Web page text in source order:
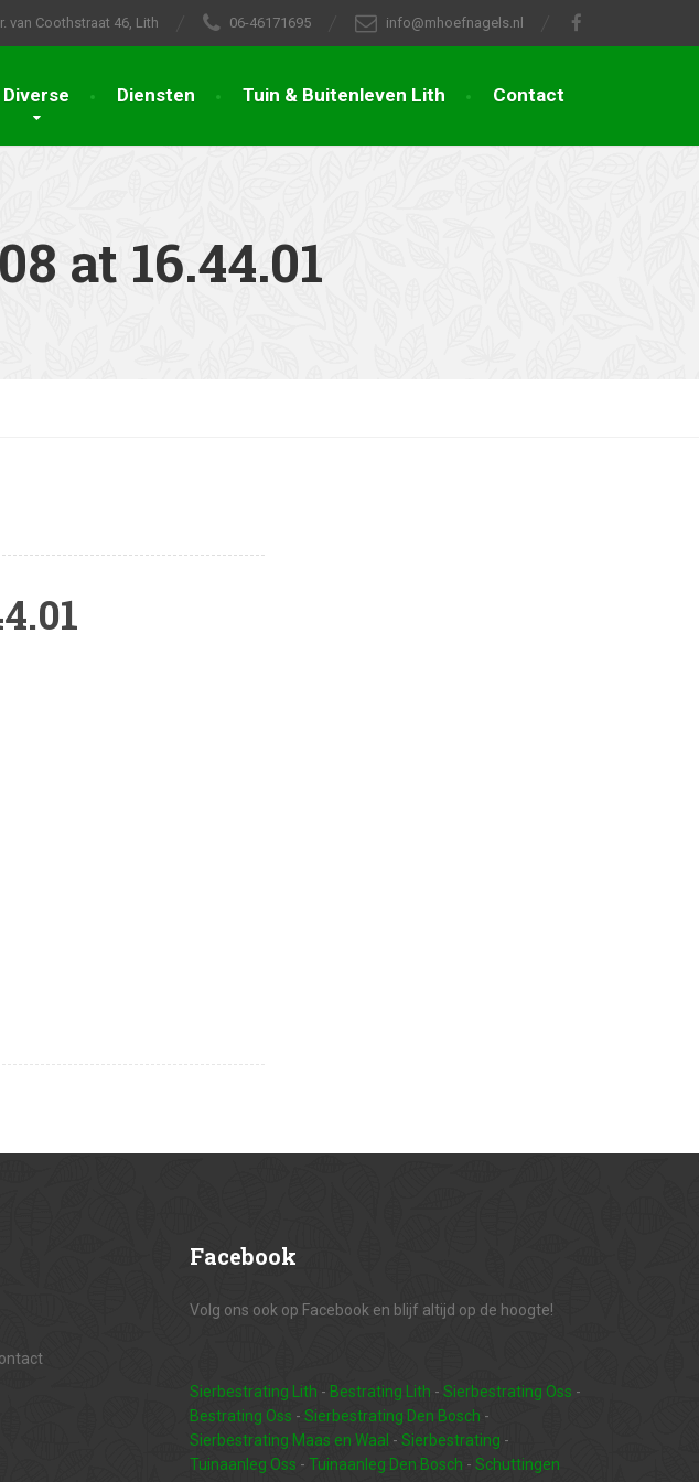
van Coothstraat 46, Lith 06-46171695 info@mhoefnagels.nl
Diverse Diensten Tuin & Buitenleven Lith Contact
at 16.44.01
Facebook
Volg ons ook op Facebook en blijf altijd op de hoogte!
Sierbestrating Lith - Bestrating Lith - Sierbestrating Oss -
Bestrating Oss - Sierbestrating Den Bosch -
Sierbestrating Maas en Waal - Sierbestrating -
Tuinaanleg Oss - Tuinaanleg Den Bosch - Schuttingen